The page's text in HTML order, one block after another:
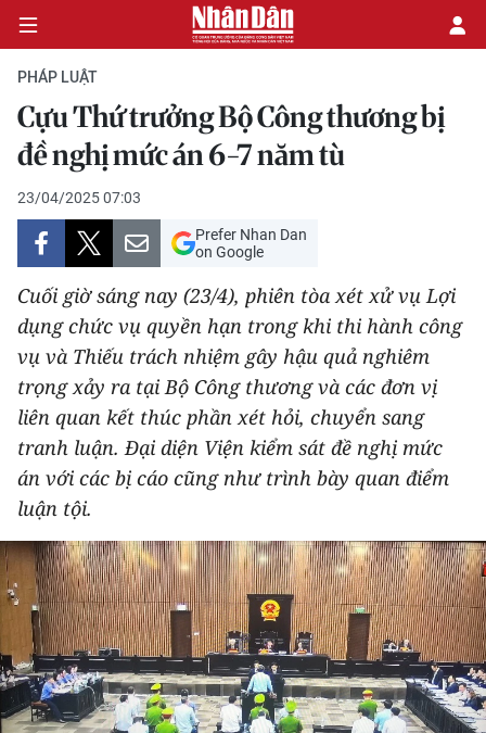
CHÍNH TRỊ
KINH TẾ
VĂN HÓA
XÃ HỘI
PHÁP LUẬT
DU LỊCH
THẾ GIỚI
THỂ THAO
GIÁO DỤC
Y TẾ
KHOA HỌC - CÔNG NGHỆ
MÔI TRƯỜNG
PHÁP LUẬT
Cựu Thứ trưởng Bộ Công thương bị
đề nghị mức án 6-7 năm tù
23/04/2025 07:03
Prefer Nhan Dan
on Google
Cuối giờ sáng nay (23/4), phiên tòa xét xử vụ Lợi
dụng chức vụ quyền hạn trong khi thi hành công
vụ và Thiếu trách nhiệm gây hậu quả nghiêm
trọng xảy ra tại Bộ Công thương và các đơn vị
liên quan kết thúc phần xét hỏi, chuyển sang
tranh luận. Đại diện Viện kiểm sát đề nghị mức
án với các bị cáo cũng như trình bày quan điểm
luận tội.